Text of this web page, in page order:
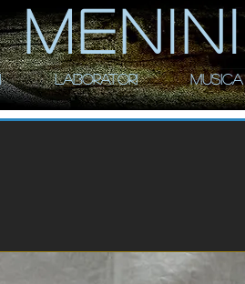
LABORATORI MUSICA